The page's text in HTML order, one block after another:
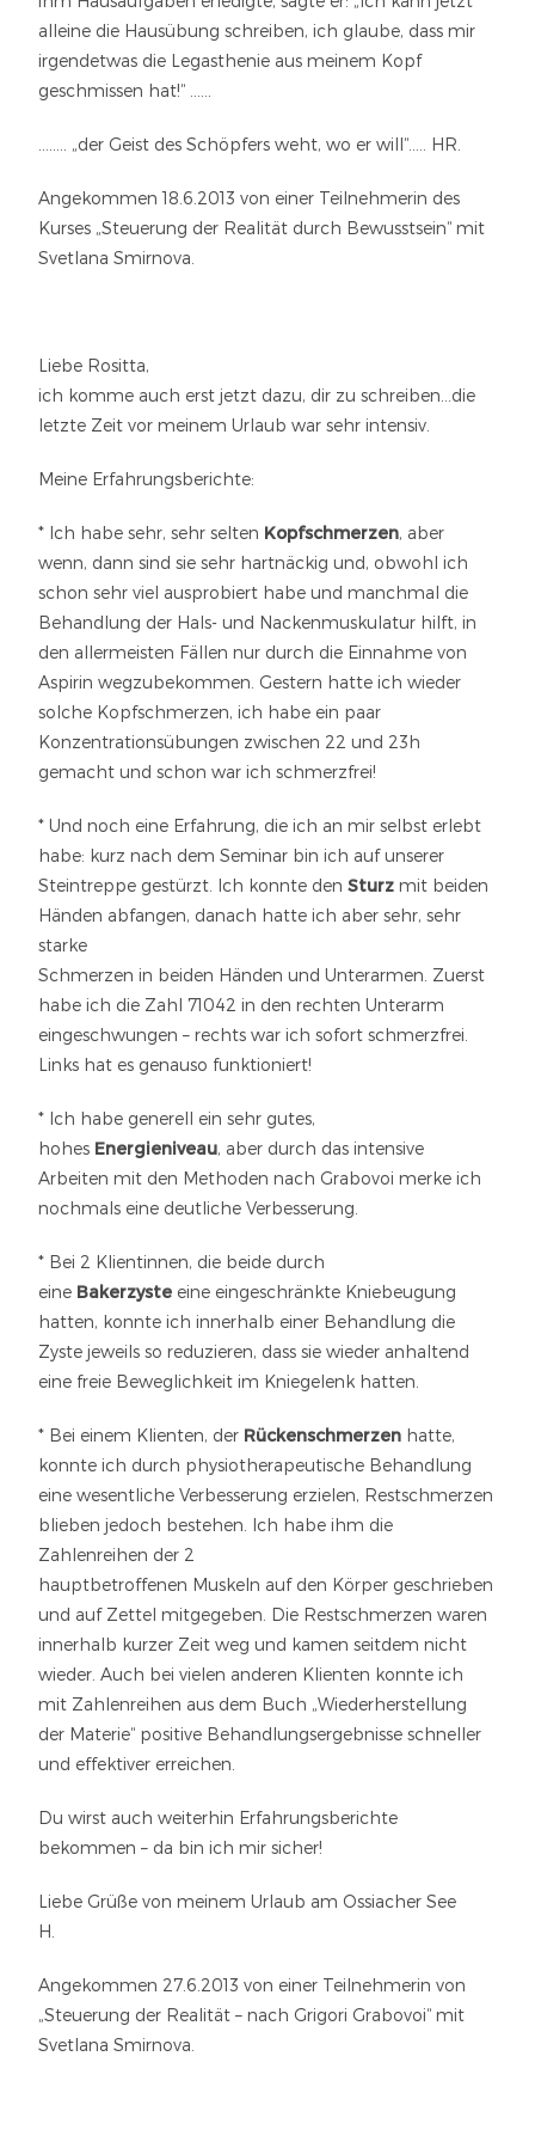
alleine die Hausübung schreiben, ich glaube, dass mir
irgendetwas die Legasthenie aus meinem Kopf
geschmissen hat!“ ……
…….. „der Geist des Schöpfers weht, wo er will“….. HR.
Angekommen 18.6.2013 von einer Teilnehmerin des
Kurses „Steuerung der Realität durch Bewusstsein“ mit
Svetlana Smirnova.
Liebe Rositta,
ich komme auch erst jetzt dazu, dir zu schreiben…die
letzte Zeit vor meinem Urlaub war sehr intensiv.
Meine Erfahrungsberichte:
* Ich habe sehr, sehr selten Kopfschmerzen, aber
wenn, dann sind sie sehr hartnäckig und, obwohl ich
schon sehr viel ausprobiert habe und manchmal die
Behandlung der Hals- und Nackenmuskulatur hilft, in
den allermeisten Fällen nur durch die Einnahme von
Aspirin wegzubekommen. Gestern hatte ich wieder
solche Kopfschmerzen, ich habe ein paar
Konzentrationsübungen zwischen 22 und 23h
gemacht und schon war ich schmerzfrei!
* Und noch eine Erfahrung, die ich an mir selbst erlebt
habe: kurz nach dem Seminar bin ich auf unserer
Steintreppe gestürzt. Ich konnte denSturz mit beiden
Händen abfangen, danach hatte ich aber sehr, sehr
starke
Schmerzen in beiden Händen und Unterarmen. Zuerst
habe ich die Zahl 71042 in den rechten Unterarm
eingeschwungen – rechts war ich sofort schmerzfrei.
Links hat es genauso funktioniert!
* Ich habe generell ein sehr gutes,
hohes Energieniveau, aber durch das intensive
Arbeiten mit den Methoden nach Grabovoi merke ich
nochmals eine deutliche Verbesserung.
* Bei 2 Klientinnen, die beide durch
eine Bakerzyste eine eingeschränkte Kniebeugung
hatten, konnte ich innerhalb einer Behandlung die
Zyste jeweils so reduzieren, dass sie wieder anhaltend
eine freie Beweglichkeit im Kniegelenk hatten.
* Bei einem Klienten, der Rückenschmerzen hatte,
konnte ich durch physiotherapeutische Behandlung
eine wesentliche Verbesserung erzielen, Restschmerzen
blieben jedoch bestehen. Ich habe ihm die
Zahlenreihen der 2
hauptbetroffenen Muskeln auf den Körper geschrieben
und auf Zettel mitgegeben. Die Restschmerzen waren
innerhalb kurzer Zeit weg und kamen seitdem nicht
wieder. Auch bei vielen anderen Klienten konnte ich
mit Zahlenreihen aus dem Buch „Wiederherstellung
der Materie“ positive Behandlungsergebnisse schneller
und effektiver erreichen.
Du wirst auch weiterhin Erfahrungsberichte
bekommen – da bin ich mir sicher!
Liebe Grüße von meinem Urlaub am Ossiacher See
H.
Angekommen 27.6.2013 von einer Teilnehmerin von
„Steuerung der Realität – nach Grigori Grabovoi“ mit
Svetlana Smirnova.